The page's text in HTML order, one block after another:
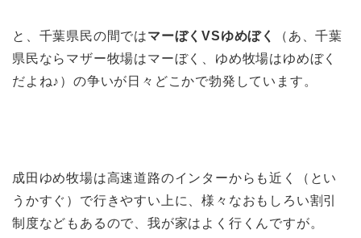
と、千葉県民の間ではマーぼくVSゆめぼく
（あ、千葉
県民ならマザー牧場はマーぼく、ゆめ牧場はゆめぼく
だよね♪）の争いが日々どこかで勃発しています。
成田ゆめ牧場は高速道路のインターからも近く（とい
うかすぐ）で行きやすい上に、様々なおもしろい割引
制度などもあるので、我が家はよく行くんですが。